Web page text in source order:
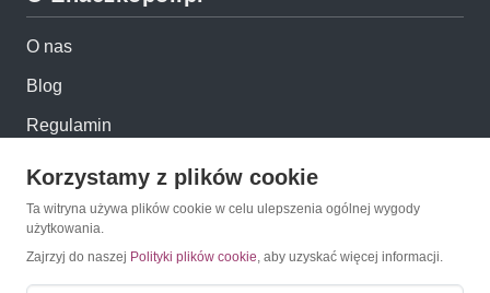
O nas
Blog
Regulamin
Polityka prywatności
Mapa strony
Korzystamy z plików cookie
Ta witryna używa plików cookie w celu ulepszenia ogólnej wygody
użytkowania.
Zajrzyj do naszej Polityki plików cookie, aby uzyskać więcej informacji.